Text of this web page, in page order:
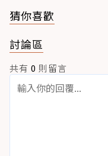
猜你喜歡
討論區
共有 0 則留言